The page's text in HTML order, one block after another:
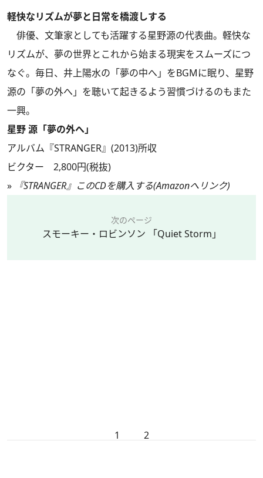
軽快なリズムが夢と日常を橋渡しする
俳優、文筆家としても活躍する星野源の代表曲。軽快な
リズムが、夢の世界とこれから始まる現実をスムーズにつ
なぐ。毎日、井上陽水の「夢の中へ」をBGMに眠り、星野
源の「夢の外へ」を聴いて起きるよう習慣づけるのもまた
一興。
星野 源「夢の外へ」
アルバム『STRANGER』(2013)所収
ビクター 2,800円(税抜)
»
『STRANGER』このCDを購入する(Amazonへリンク)
次のページ
スモーキー・ロビンソン 「Quiet Storm」
1 2